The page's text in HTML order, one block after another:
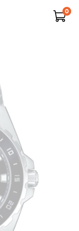
0